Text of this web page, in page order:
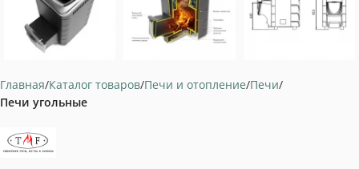
Главная Каталог товаров Печи и отопление Печи
Печи угольные